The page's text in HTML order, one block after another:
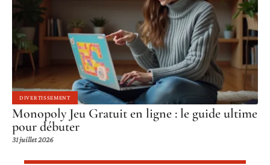
DIVERTISSEMENT
Monopoly Jeu Gratuit en ligne : le guide ultime
pour débuter
31 juillet 2026